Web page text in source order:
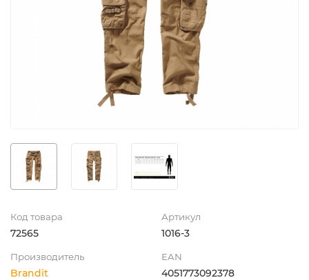
Код товара
72565
Артикул
1016-3
Производитель
Brandit
EAN
4051773092378